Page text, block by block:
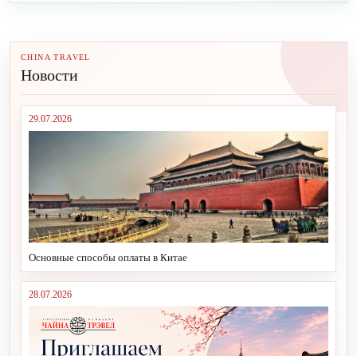
CHINA TRAVEL
Новости
29.07.2026
Основные способы оплаты в Китае
28.07.2026